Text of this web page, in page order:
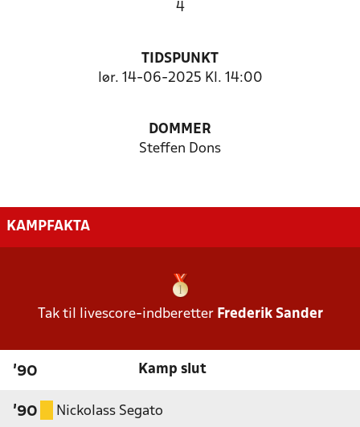
4
TIDSPUNKT
lør. 14-06-2025 Kl. 14:00
DOMMER
Steffen Dons
KAMPFAKTA
Tak til livescore-indberetter Frederik Sander
'90 Kamp slut
'90 Nickolass Segato